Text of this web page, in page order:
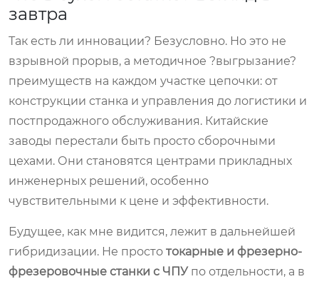
завтра
Так есть ли инновации? Безусловно. Но это не
взрывной прорыв, а методичное ?выгрызание?
преимуществ на каждом участке цепочки: от
конструкции станка и управления до логистики и
постпродажного обслуживания. Китайские
заводы перестали быть просто сборочными
цехами. Они становятся центрами прикладных
инженерных решений, особенно
чувствительными к цене и эффективности.
Будущее, как мне видится, лежит в дальнейшей
гибридизации. Не просто токарные и фрезерно-
фрезеровочные станки с ЧПУпо отдельности, а в